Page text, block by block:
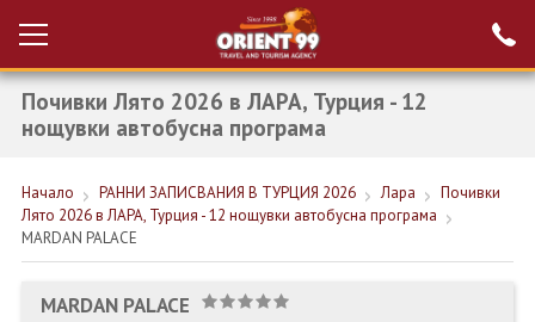
Вход за агенти
Проверка на
резервация
НОВА ГОДИНА ТУРЦИЯ
НОВА ГОДИНА
Почивки Лято 2026 в ЛАРА, Турция - 12
нощувки автобусна програма
Начало РАННИ ЗАПИСВАНИЯ В ТУРЦИЯ 2026 Лара
Почивки
Лято 2026 в ЛАРА, Турция - 12 нощувки автобусна програма
MARDAN PALACE
MARDAN PALACE